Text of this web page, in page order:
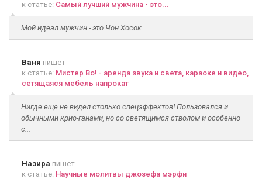
к статье: Самый лучший мужчина - это...
Мой идеал мужчин - это Чон Хосок.
Ваня пишет
к статье: Мистер Во! - аренда звука и света, караоке и видео,
сетящаяся мебель напрокат
Нигде еще не видел столько спецэффектов! Пользовался и
обычными крио-ганами, но со светящимся стволом и особенно
с...
Назира пишет
к статье: Научные молитвы джозефа мэрфи